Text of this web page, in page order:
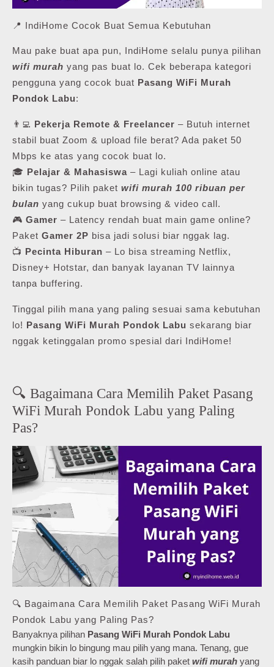
📍 IndiHome Cocok Buat Semua Kebutuhan
Mau pake buat apa pun, IndiHome selalu punya pilihan
wifi murah yang pas buat lo. Cek beberapa kategori
pengguna yang cocok buat Pasang WiFi Murah
Pondok Labu:
👨‍💻 Pekerja Remote & Freelancer – Butuh internet
stabil buat Zoom & upload file berat? Ada paket 50
Mbps ke atas yang cocok buat lo.
🎓 Pelajar & Mahasiswa – Lagi kuliah online atau
bikin tugas? Pilih paket wifi murah 100 ribuan per
bulan yang cukup buat browsing & video call.
🎮 Gamer – Latency rendah buat main game online?
Paket Gamer 2P bisa jadi solusi biar nggak lag.
📺 Pecinta Hiburan – Lo bisa streaming Netflix,
Disney+ Hotstar, dan banyak layanan TV lainnya
tanpa buffering.
Tinggal pilih mana yang paling sesuai sama kebutuhan
lo! Pasang WiFi Murah Pondok Labu sekarang biar
nggak ketinggalan promo spesial dari IndiHome!
🔍 Bagaimana Cara Memilih Paket Pasang
WiFi Murah Pondok Labu yang Paling
Pas?
🔍 Bagaimana Cara Memilih Paket Pasang WiFi Murah
Pondok Labu yang Paling Pas?
Banyaknya pilihan Pasang WiFi Murah Pondok Labu
mungkin bikin lo bingung mau pilih yang mana. Tenang, gue
kasih panduan biar lo nggak salah pilih paket wifi murah yang